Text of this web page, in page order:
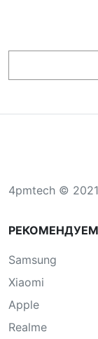
4pmtech © 2021
РЕКОМЕНДУЕМ
Samsung
Xiaomi
Apple
Realme